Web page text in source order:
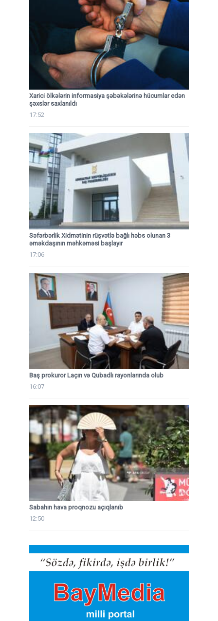
Xarici ölkələrin informasiya şəbəkələrinə hücumlar edən
şəxslər saxlanıldı
17:52
Səfərbərlik Xidmətinin rüşvətlə bağlı həbs olunan 3
əməkdaşının məhkəməsi başlayır
17:06
Baş prokuror Laçın və Qubadlı rayonlarında olub
16:07
Sabahın hava proqnozu açıqlanıb
12:50